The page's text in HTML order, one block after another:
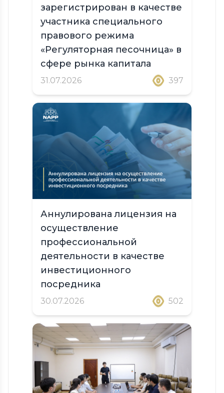
зарегистрирован в качестве
участника специального
правового режима
«Регуляторная песочница» в
сфере рынка капитала
31.07.2026 397
Аннулирована лицензия на
осуществление
профессиональной
деятельности в качестве
инвестиционного
посредника
30.07.2026 502